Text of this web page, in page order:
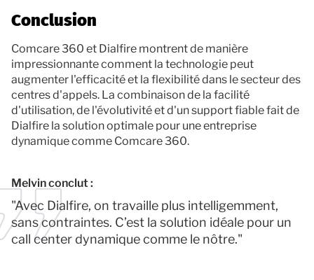
Conclusion
Comcare 360 et Dialfire montrent de manière
impressionnante comment la technologie peut
augmenter l'efficacité et la flexibilité dans le secteur des
centres d'appels. La combinaison de la facilité
d'utilisation, de l'évolutivité et d'un support fiable fait de
Dialfire la solution optimale pour une entreprise
dynamique comme Comcare 360.
Melvin conclut :
"Avec Dialfire, on travaille plus intelligemment,
sans contraintes. C’est la solution idéale pour un
call center dynamique comme le nôtre."